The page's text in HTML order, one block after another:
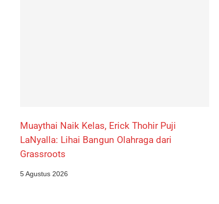
Muaythai Naik Kelas, Erick Thohir Puji
LaNyalla: Lihai Bangun Olahraga dari
Grassroots
5 Agustus 2026